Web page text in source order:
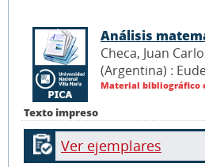
Texto impreso
Análisis
Checa, Juan
(Argentina) :
Material bibliográfico
Ver ejemplares